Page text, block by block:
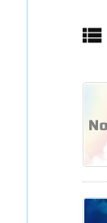
